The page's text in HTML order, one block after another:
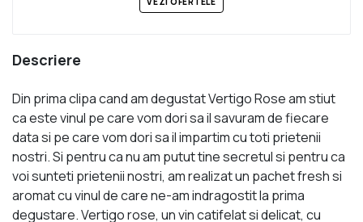
Descriere
Din prima clipa cand am degustat Vertigo Rose am stiut
ca este vinul pe care vom dori sa il savuram de fiecare
data si pe care vom dori sa il impartim cu toti prietenii
nostri. Si pentru ca nu am putut tine secretul si pentru ca
voi sunteti prietenii nostri, am realizat un pachet fresh si
aromat cu vinul de care ne-am indragostit la prima
degustare. Vertigo rose, un vin catifelat si delicat, cu